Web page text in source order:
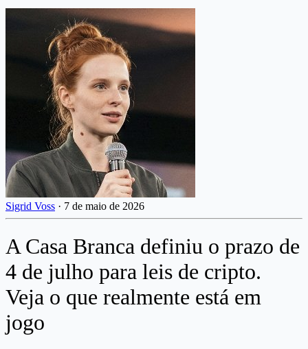
Sigrid Voss · 7 de maio de 2026
A Casa Branca definiu o prazo de
4 de julho para leis de cripto.
Veja o que realmente está em
jogo